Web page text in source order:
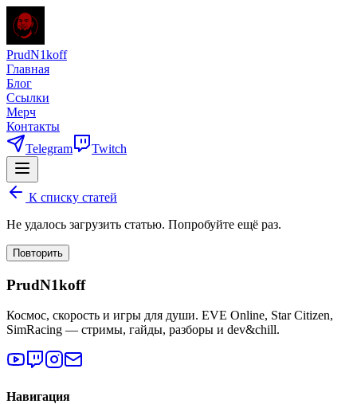
PrudN1koff
Главная
Блог
Ссылки
Мерч
Контакты
Telegram
Twitch
К списку статей
Не удалось загрузить статью. Попробуйте ещё раз.
Повторить
PrudN1koff
Космос, скорость и игры для души. EVE Online, Star Citizen,
SimRacing — стримы, гайды, разборы и dev&chill.
Навигация